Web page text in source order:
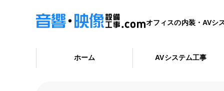
オフィスの内装・AVシ
ホーム AVシステム工事